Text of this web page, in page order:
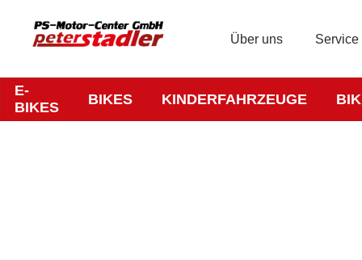
Über uns Service
E-
BIKES
BIKES KINDERFAHRZEUGE